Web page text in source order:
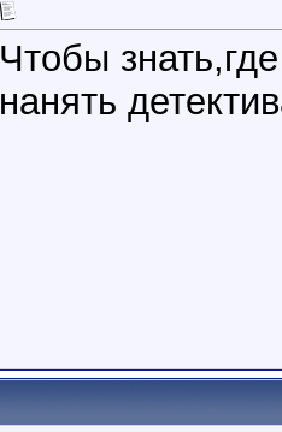
Чтобы
нанять